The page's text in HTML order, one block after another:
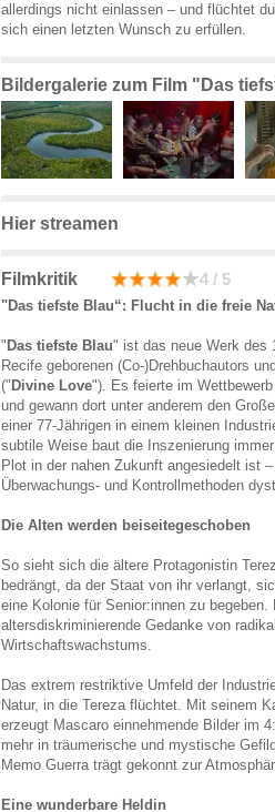
allerdings nicht einlassen – und flüchtet
sich einen letzten Wunsch zu erfüllen.
Bildergalerie zum Film "Das
Hier streamen
Filmkritik 4 / 5
"Das tiefste Blau“: Flucht in die freie
" Das tiefste Blau" ist das neue Werk des
Recife geborenen (Co-)Drehbuchautors
(" Divine Love"). Es feierte im
und gewann dort unter anderem den
einer 77-Jährigen in einem kleinen
subtile Weise baut die Inszenierung
Plot in der nahen Zukunft angesiedelt ist
Überwachungs- und Kontrollmethoden
Die Alten werden beiseitegeschoben
So sieht sich die ältere Protagonistin
bedrängt, da der Staat von ihr verlangt,
eine Kolonie für Senior:innen zu
altersdiskriminierende Gedanke von
Wirtschaftswachstums.
Das extrem restriktive Umfeld der
Natur, in die Tereza flüchtet. Mit seinem
erzeugt Mascaro einnehmende Bilder im
mehr in träumerische und mystische
Memo Guerra trägt gekonnt zur
Eine wunderbare Heldin